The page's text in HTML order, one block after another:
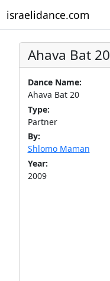
israelidance.com
Ahava Bat 20
Dance Name:
Ahava Bat 20
Type:
Partner
By:
Shlomo Maman
Year:
2009